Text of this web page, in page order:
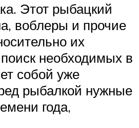
Этот рыбацкий
воблеры и прочие
их
необходимых в
собой уже
рыбалкой нужные
года,